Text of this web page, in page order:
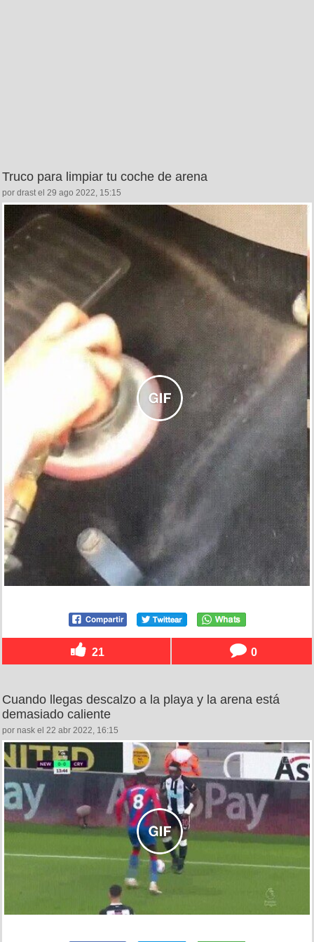
Truco para limpiar tu coche de arena
por drast el 29 ago 2022, 15:15
21 0
Cuando llegas descalzo a la playa y la arena está
demasiado caliente
por nask el 22 abr 2022, 16:15